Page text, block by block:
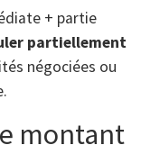
+ partie
partiellement
négociées ou
montant